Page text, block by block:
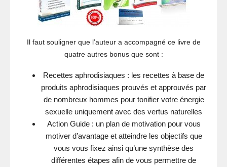
Il faut souligner que l’auteur a accompagné ce livre de
quatre autres bonus que sont :
Recettes aphrodisiaques : les recettes à base de
produits aphrodisiaques prouvés et approuvés par
de nombreux hommes pour tonifier votre énergie
sexuelle uniquement avec des vertus naturelles
Action Guide : un plan de motivation pour vous
motiver d’avantage et atteindre les objectifs que
vous vous fixez ainsi qu’une synthèse des
différentes étapes afin de vous permettre de